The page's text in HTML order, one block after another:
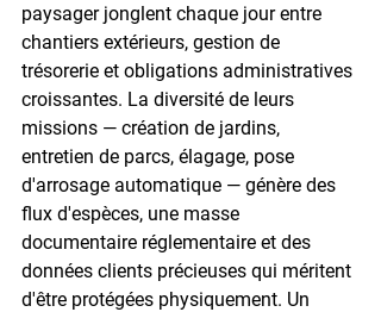
paysager jonglent chaque jour entre
chantiers extérieurs, gestion de
trésorerie et obligations administratives
croissantes. La diversité de leurs
missions — création de jardins,
entretien de parcs, élagage, pose
d'arrosage automatique — génère des
flux d'espèces, une masse
documentaire réglementaire et des
données clients précieuses qui méritent
d'être protégées physiquement. Un